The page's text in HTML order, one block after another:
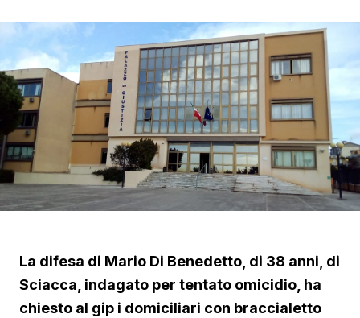
La difesa di Mario Di Benedetto, di 38 anni, di
Sciacca, indagato per tentato omicidio, ha
chiesto al gip i domiciliari con braccialetto